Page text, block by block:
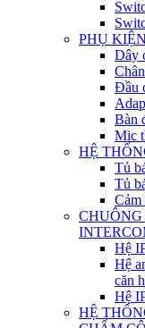
PHỤ
Dây
Đầu
Bàn
Mic
HỆ
Tủ
Tủ
Cảm
Hệ
Hệ
căn
Hệ
HỆ